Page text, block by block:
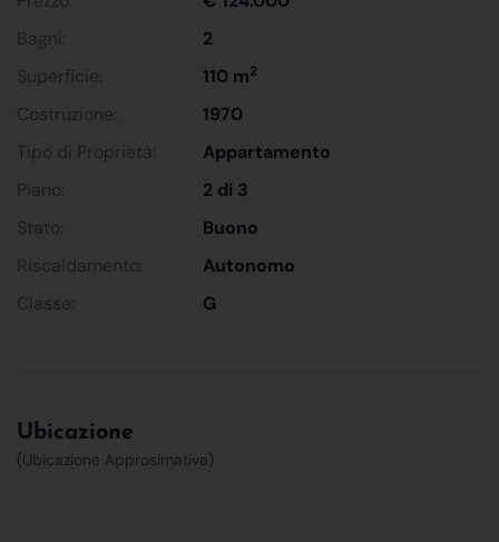
Bagni:
2
Superficie:
110 m2
Costruzione:
1970
Tipo di Proprietà:
Appartamento
Piano:
2 di 3
Stato:
Buono
Riscaldamento:
Autonomo
Classe:
G
Ubicazione
(Ubicazione Approsimativa)